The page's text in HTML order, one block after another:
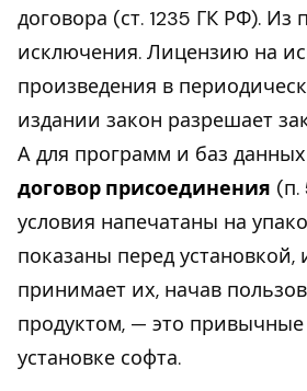
договора (ст. 1235 ГК РФ). Из
исключения. Лицензию на
произведения в
издании закон разрешает
А для программ и баз
договор присоединения (п.
условия напечатаны на
показаны перед установкой,
принимает их, начав
продуктом, — это
установке софта.